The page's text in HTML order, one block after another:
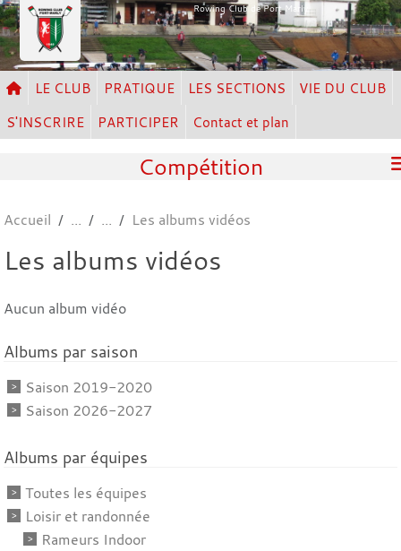
Rowing Club de Port Marly
LE CLUB PRATIQUE LES SECTIONS
VIE DU CLUB
S'INSCRIRE
PARTICIPER Contact et plan
Compétition
Accueil Les albums vidéos
Les albums vidéos
Aucun album vidéo
Albums par saison
Saison 2019-2020
Saison 2026-2027
Albums par équipes
Toutes les équipes
Loisir et randonnée
Rameurs Indoor
Panneau de gestion des cookies